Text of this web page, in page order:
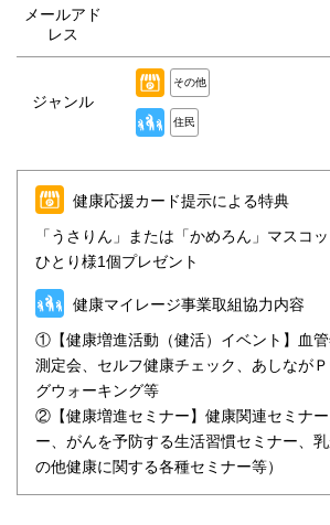
メールアド
レス
ジャンル
その他
住民
健康応援カード提示による特典
「うさりん」または「かめろん」マスコ
ひとり様1個プレゼント
健康マイレージ事業取組協力内容
①【健康増進活動（健活）イベント】血
測定会、セルフ健康チェック、あしなが
グウォーキング等
②【健康増進セミナー】健康関連セミナ
ー、がんを予防する生活習慣セミナー、
の他健康に関する各種セミナー等）